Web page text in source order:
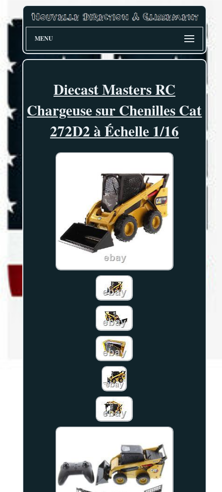
MENU
Diecast Masters RC
Chargeuse sur Chenilles Cat
272D2 à Échelle 1/16